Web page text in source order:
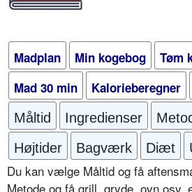
Madplan Min kogebog Tøm
Mad 30 min
Kalorieberegner
Måltid Ingredienser
Højtider
Bagværk Diæt
Du kan vælge Måltid og få
Metode og få grill, gryde, ovn